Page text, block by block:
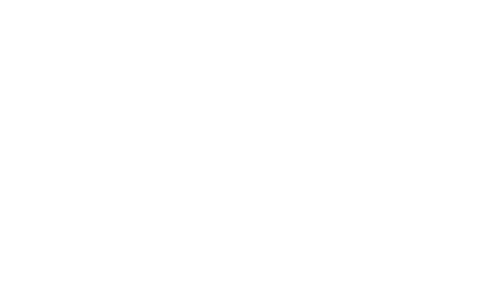
med aktivitet. Løbende
kan enkeltfliser løftes og